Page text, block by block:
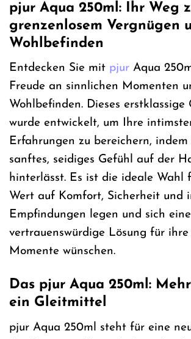
pjur Aqua 250ml: Ihr Weg
grenzenlosem Vergnügen
Wohlbefinden
Entdecken Sie mit pjur Aqua
Freude an sinnlichen Momenten
Wohlbefinden. Dieses
wurde entwickelt, um Ihre
Erfahrungen zu bereichern, indem
sanftes, seidiges Gefühl auf der
hinterlässt. Es ist die ideale Wahl
Wert auf Komfort, Sicherheit und
Empfindungen legen und sich eine
vertrauenswürdige Lösung für ihre
Momente wünschen.
Das pjur Aqua 250ml:
ein Gleitmittel
pjur Aqua 250ml steht für eine